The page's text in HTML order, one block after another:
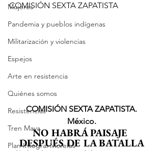
Mujeres
Pandemia y pueblos indígenas
Militarización y violencias
Espejos
Arte en resistencia
Quiénes somos
Resistencias
Tren Maya
Plan Integral Morelos
COMISIÓN SEXTA ZAPATISTA
COMISIÓN SEXTA ZAPATISTA.
México.
NO HABRÁ PAISAJE
DESPUÉS DE LA BATALLA